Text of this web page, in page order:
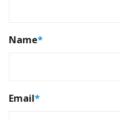
Name*
Email*